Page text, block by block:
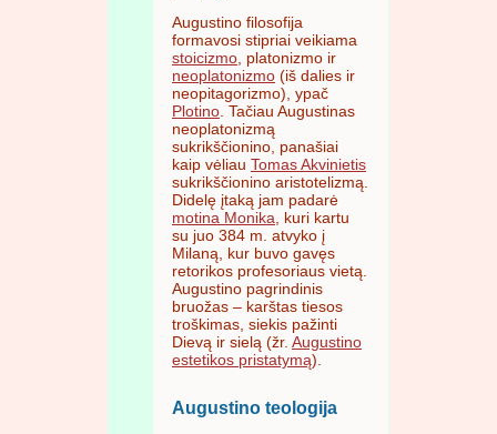
Augustino filosofija
formavosi stipriai veikiama
stoicizmo , platonizmo ir
neoplatonizmo (iš dalies ir
neopitagorizmo), ypač
Plotino . Tačiau Augustinas
neoplatonizmą
sukrikščionino, panašiai
kaip vėliau Tomas Akvinietis
sukrikščionino aristotelizmą.
Didelę įtaką jam padarė
motina Monika , kuri kartu
su juo 384 m. atvyko į
Milaną, kur buvo gavęs
retorikos profesoriaus vietą.
Augustino pagrindinis
bruožas – karštas tiesos
troškimas, siekis pažinti
Dievą ir sielą (žr. Augustino
estetikos pristatymą).
Augustino teologija